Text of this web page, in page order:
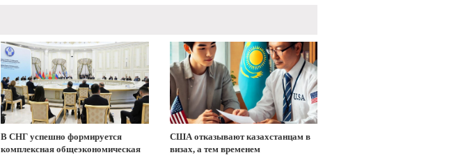
В СНГ успешно формируется
комплексная общеэкономическая
США отказывают казахстанцам в
визах, а тем временем